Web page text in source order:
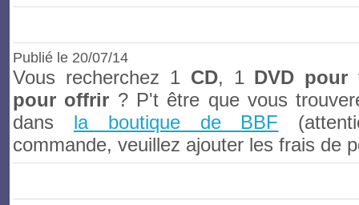
Publié le 20/07/14
Vous recherchez 1 CD, 1 DVD pour
pour offrir ? P't être que vous
dans la boutique de BBF
commande, veuillez ajouter les frais de